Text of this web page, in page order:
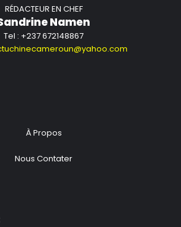
RÉDACTEUR EN CHEF
Namen
Tel : +237 672148867
À Propos
Nous Contater